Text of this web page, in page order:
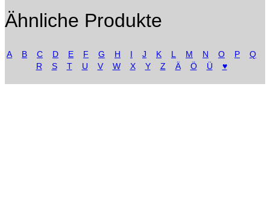
Ähnliche Produkte
A B C D E F G H I J K L M N O P
Q
R
S T U V W X Y Z Ä Ö Ü ♥